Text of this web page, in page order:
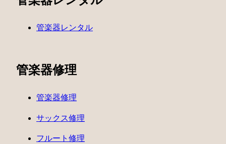
管楽器レンタル
管楽器修理
管楽器修理
サックス修理
フルート修理